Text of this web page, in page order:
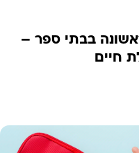
בבתי ספר –
חיים